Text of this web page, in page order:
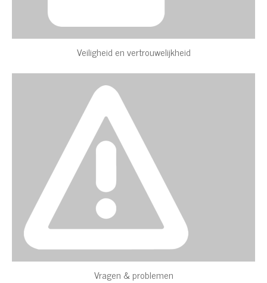
Veiligheid en vertrouwelijkheid
Vragen & problemen